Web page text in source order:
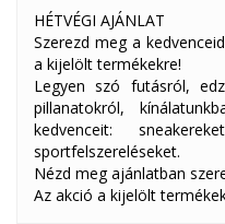
HÉTVÉGI AJÁNLAT
Szerezd meg a
a kijelölt termékekre!
Legyen szó futásról,
pillanatokról,
kedvenceit:
sportfelszereléseket.
Nézd meg ajánlatban
Az akció a kijelölt